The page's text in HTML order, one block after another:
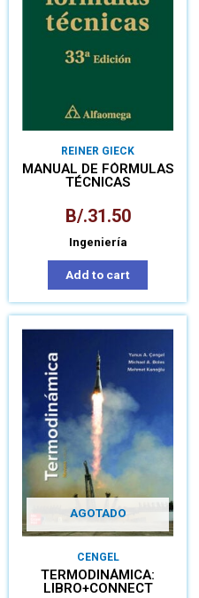
REINER GIECK
MANUAL DE FÓRMULAS
TÉCNICAS
B/.31.50
Ingeniería
Add to cart
AGOTADO
CENGEL
TERMODINÁMICA:
LIBRO+CONNECT